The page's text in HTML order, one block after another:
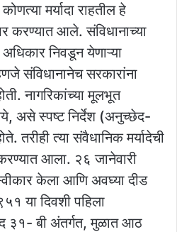
मर्यादा राहतील हे
करण्यात आले. संविधानाच्या
निवडून येणाऱ्या
संविधानानेच सरकारांना
नागरिकांच्या मूलभूत
असे स्पष्ट निर्देश (अनुच्छेद-
तरीही त्या संवैधानिक मर्यादेची
आला. २६ जानेवारी
केला आणि अवघ्या दीड
या दिवशी पहिला
३१- बी अंतर्गत, मुळात आठ